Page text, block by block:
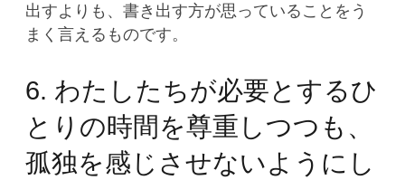
出すよりも、書き出す方が思っていることをう
まく言えるものです。
6. わたしたちが必要とするひ
とりの時間を尊重しつつも、
孤独を感じさせないようにし